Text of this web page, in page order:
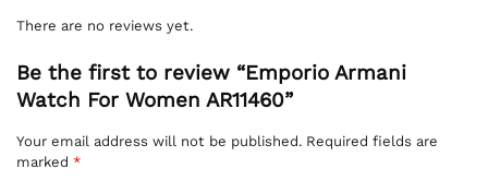
There are no reviews yet.
Be the first to review “Emporio Armani
Watch For Women AR11460”
Your email address will not be published. Required fields are
marked *